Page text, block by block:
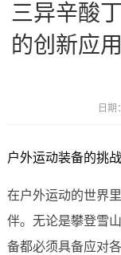
三异辛酸
的创新应
日
户外运动装备的挑
在户外运动的世界
伴。无论是攀登雪
备都必须具备应对